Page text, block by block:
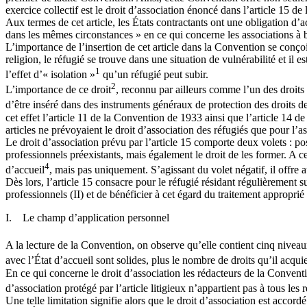
exercice collectif est le droit d’association énoncé dans l’article 15
Aux termes de cet article, les États contractants ont une obligation
dans les mêmes circonstances » en ce qui concerne les associations
L’importance de l’insertion de cet article dans la Convention se
religion, le réfugié se trouve dans une situation de vulnérabilité et il
l’effet d’« isolation »1 qu’un réfugié peut subir.
L’importance de ce droit2, reconnu par ailleurs comme l’un des
d’être inséré dans des instruments généraux de protection des droits
cet effet l’article 11 de la Convention de 1933 ainsi que l’article 14
articles ne prévoyaient le droit d’association des réfugiés que pour
Le droit d’association prévu par l’article 15 comporte deux volets :
professionnels préexistants, mais également le droit de les former. A
d’accueil4, mais pas uniquement. S’agissant du volet négatif, il offre
Dès lors, l’article 15 consacre pour le réfugié résidant régulièrement
professionnels (II) et de bénéficier à cet égard du traitement
I. Le champ d’application personnel
A la lecture de la Convention, on observe qu’elle contient cinq
avec l’État d’accueil sont solides, plus le nombre de droits qu’il
En ce qui concerne le droit d’association les rédacteurs de la
d’association protégé par l’article litigieux n’appartient pas à tous
Une telle limitation signifie alors que le droit d’association est